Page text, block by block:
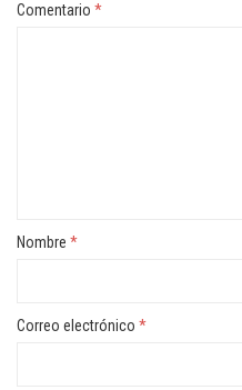
Comentario *
Nombre *
Correo electrónico *